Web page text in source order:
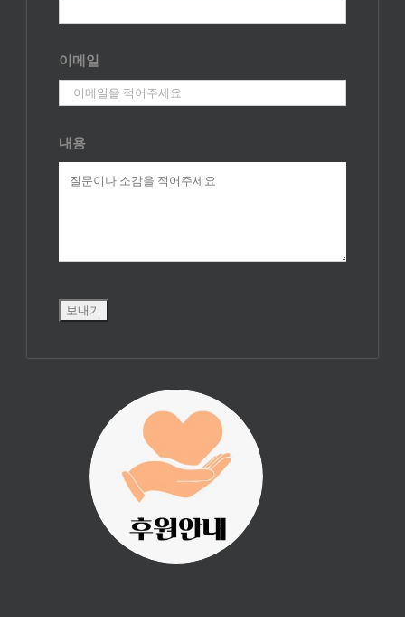
이메일
내용
진리횃불 사역은
여러분의 후원으
로 이루어집니다.